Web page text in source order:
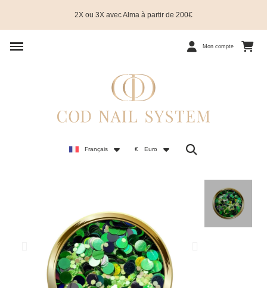
2X ou 3X avec Alma à partir de 200€
Mon compte
Français € Euro